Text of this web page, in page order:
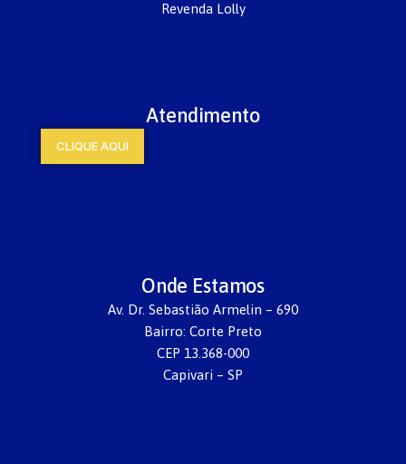
Revenda Lolly
Atendimento
CLIQUE AQUI
Onde Estamos
Av. Dr. Sebastião Armelin – 690
Bairro: Corte Preto
CEP 13.368-000
Capivari – SP